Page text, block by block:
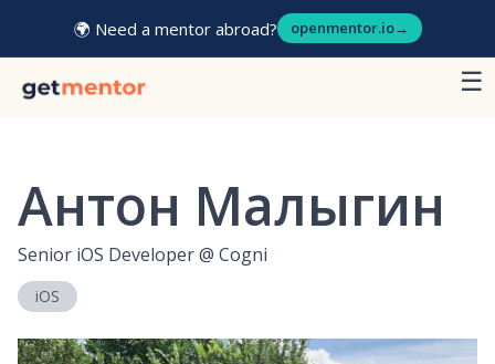
🌍 Need a mentor abroad? openmentor.io→
☰
Антон Малыгин
Senior iOS Developer@ Cogni
iOS